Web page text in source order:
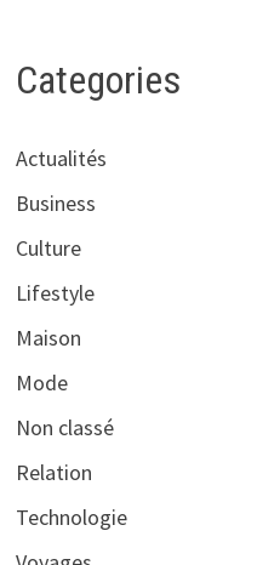
Categories
Actualités
Business
Culture
Lifestyle
Maison
Mode
Non classé
Relation
Technologie